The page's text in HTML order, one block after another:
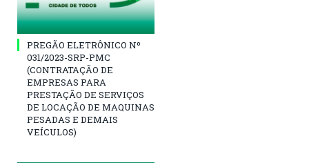
PREGÃO ELETRÔNICO Nº
031/2023-SRP-PMC
(CONTRATAÇÃO DE
EMPRESAS PARA
PRESTAÇÃO DE SERVIÇOS
DE LOCAÇÃO DE MAQUINAS
PESADAS E DEMAIS
VEÍCULOS)